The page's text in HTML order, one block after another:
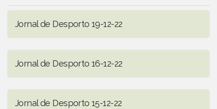
Jornal de Desporto 19-12-22
Jornal de Desporto 16-12-22
Jornal de Desporto 15-12-22